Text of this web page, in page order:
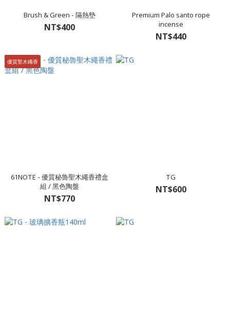
Brush & Green - 隔熱墊
NT$400
Premium Palo santo rope
incense
NT$440
優質聖木繩香
61NOTE - 優質秘魯聖木繩香禮盒
組 / 黑色陶盤
NT$770
TG
NT$600